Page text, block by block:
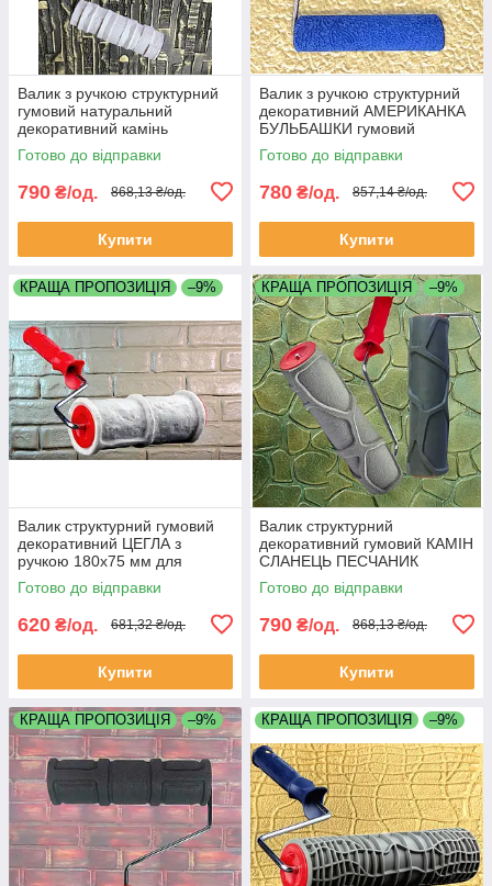
Валик з ручкою структурний
гумовий натуральний
декоративний камінь
глибокий 60х180мм для
фарби шпаклівки штукатурки
Готово до відправки
790 ₴/од. 868,13 ₴/од.
Купити
Валик з ручкою структурний
декоративний АМЕРИКАНКА
БУЛЬБАШКИ гумовий
60х180мм для шпаклівки
штукатурки
Готово до відправки
780 ₴/од. 857,14 ₴/од.
Купити
КРАЩА ПРОПОЗИЦІЯ –9%
Валик структурний гумовий
декоративний ЦЕГЛА з
ручкою 180х75 мм для
шпаклівки штукатурки
Готово до відправки
620 ₴/од. 681,32 ₴/од.
Купити
КРАЩА ПРОПОЗИЦІЯ –9%
Валик структурний
декоративний гумовий КАМІН
СЛАНЕЦЬ ПЕСЧАНИК
240х60мм для шпаклівки
штукатурки
Готово до відправки
790 ₴/од. 868,13 ₴/од.
Купити
КРАЩА ПРОПОЗИЦІЯ –9% КРАЩА ПРОПОЗИЦІЯ –9%